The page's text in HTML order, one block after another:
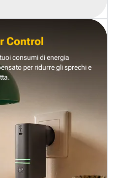
Control
consumi di energia
per ridurre gli sprechi e